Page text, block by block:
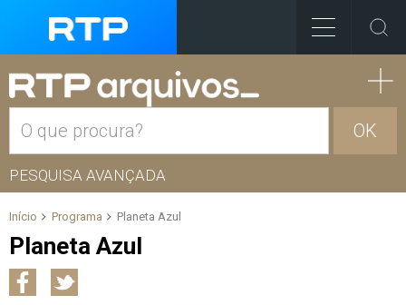
OK
PESQUISA AVANÇADA
Início Programa Planeta Azul
Planeta Azul